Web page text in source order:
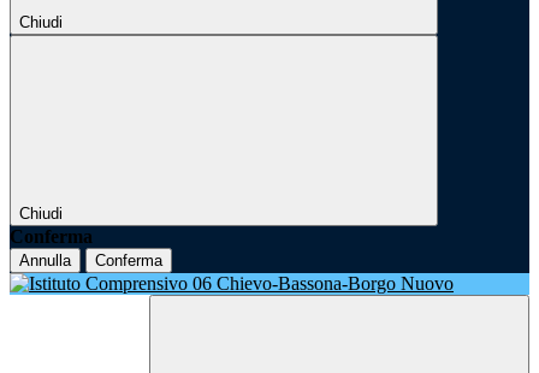
Chiudi
Chiudi
Conferma
Annulla Conferma